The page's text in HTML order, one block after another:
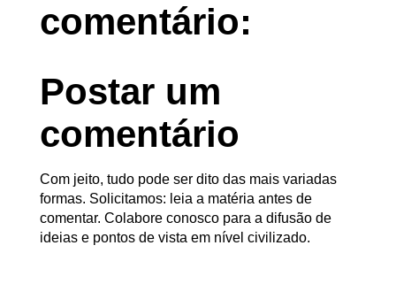
comentário:
Postar um
comentário
Com jeito, tudo pode ser dito das mais variadas
formas. Solicitamos: leia a matéria antes de
comentar. Colabore conosco para a difusão de
ideias e pontos de vista em nível civilizado.